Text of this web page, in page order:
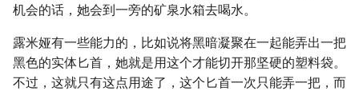
机会的话，她会到一旁的矿泉水箱去喝水。
露米娅有一些能力的，比如说将黑暗凝聚在一起能弄出一把
黑色的实体匕首，她就是用这个才能切开那坚硬的塑料袋。
不过，这就只有这点用途了，这个匕首一次只能弄一把，而